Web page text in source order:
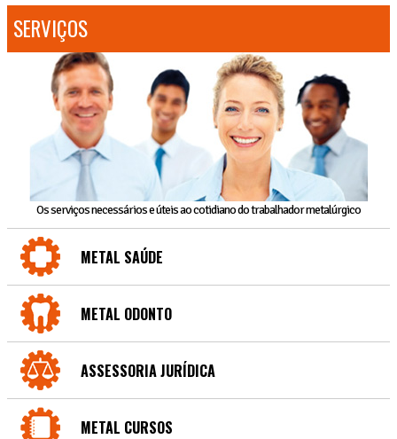
SERVIÇOS
Os serviços necessários e úteis ao cotidiano do trabalhador metalúrgico
METAL SAÚDE
METAL ODONTO
ASSESSORIA JURÍDICA
METAL CURSOS